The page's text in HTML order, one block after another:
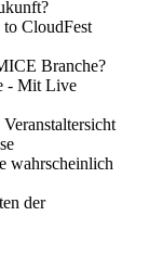
CloudFest
Branche?
- Mit Live
wahrscheinlich
der